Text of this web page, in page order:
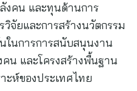
งคน และทุนด้านการ
ยและการสร้างนวัตกรรม
ในการการสนับสนุนงาน
น และโครงสร้างพื้นฐาน
ะห์ของประเทศไทย